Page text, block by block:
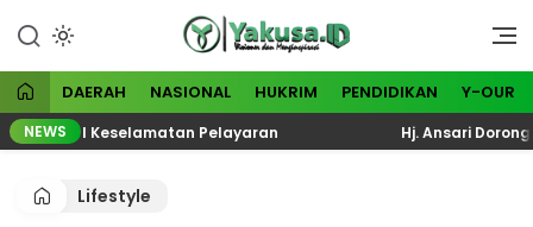
konten
Yakusa
Visioner dan Menginspirasi
DAERAH NASIONAL HUKRIM PENDIDIKAN Y-OUR
NEWS
Total Keselamatan Pelayaran Hj. Ansari Dorong
Lifestyle